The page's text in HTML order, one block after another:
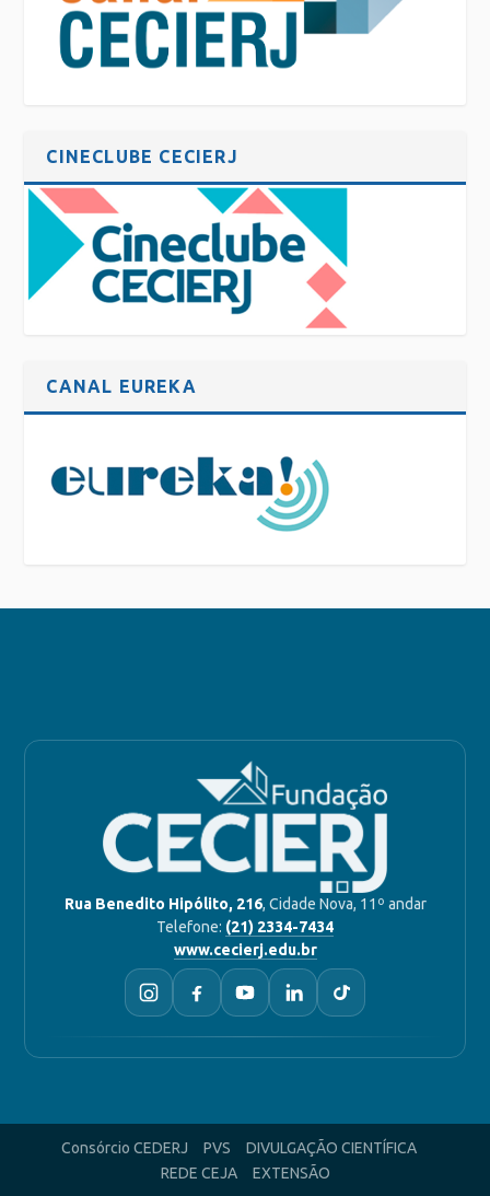
CINECLUBE CECIERJ
CANAL EUREKA
Rua Benedito Hipólito, 216, Cidade Nova, 11º andar
Telefone: (21) 2334-7434
www.cecierj.edu.br
Consórcio CEDERJ PVS
DIVULGAÇÃO CIENTÍFICA
REDE CEJA
EXTENSÃO